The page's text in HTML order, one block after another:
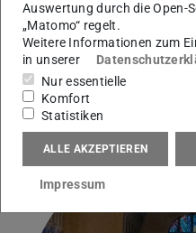
Auswertung durch die Open-
„Matomo“ regelt.
Weitere Informationen zum
in unserer
Nur essentielle
Komfort
Statistiken
ALLE AKZEPTIEREN
Impressum